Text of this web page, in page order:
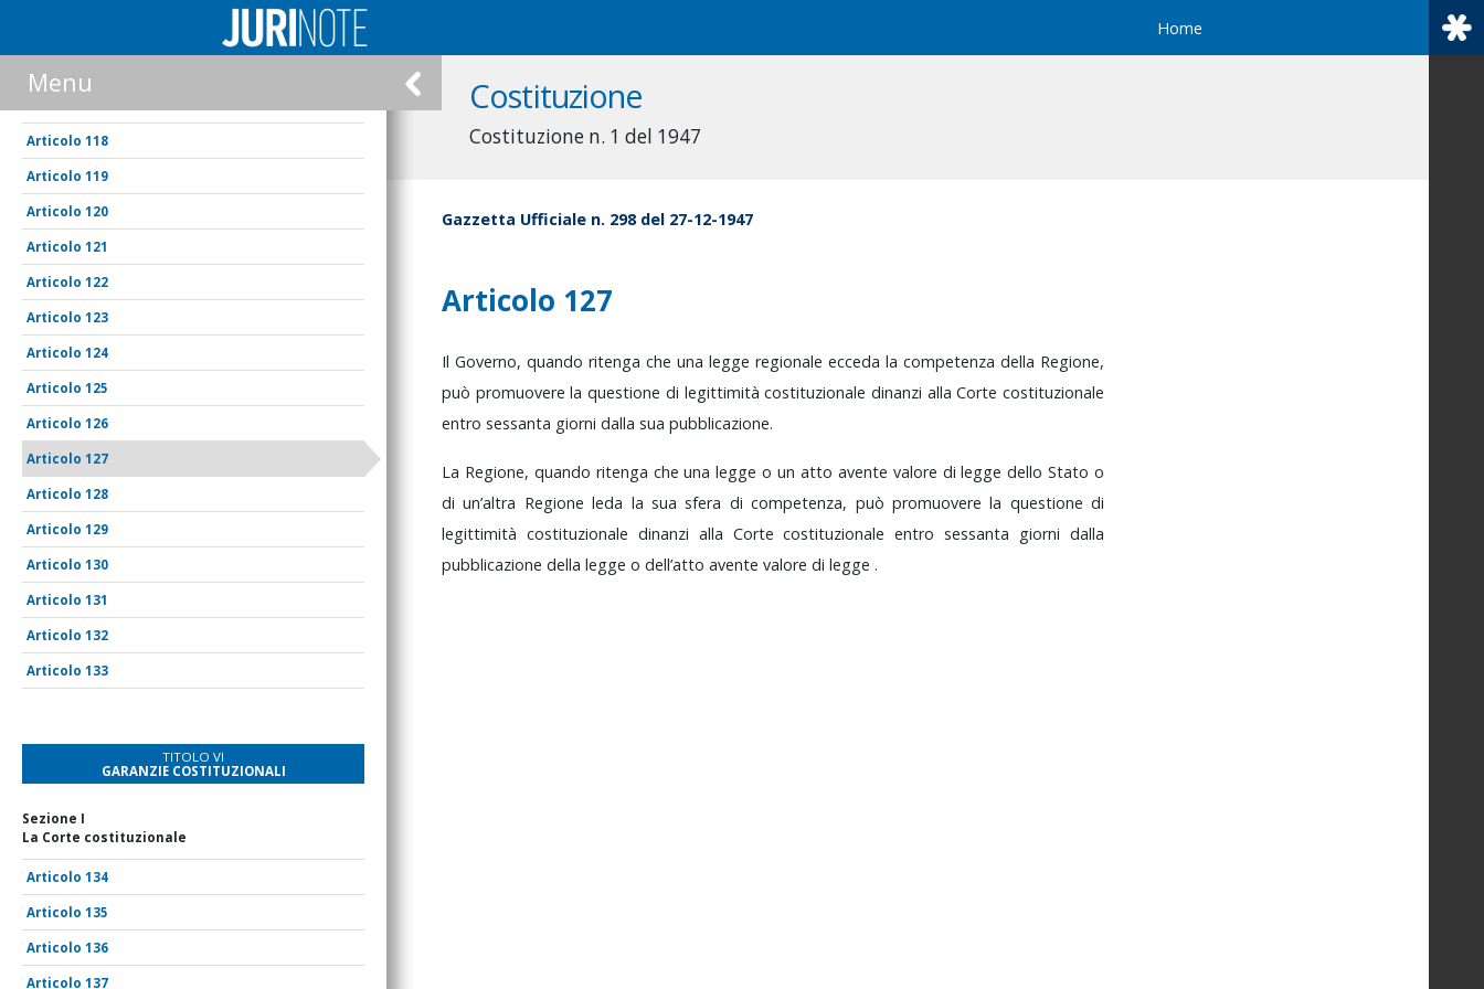
Home
Costituzione
Costituzione n. 1 del 1947
Menu
118
119
120
121
122
123
124
125
126
127
128
129
130
131
132
133
TITOLO VI
GARANZIE COSTITUZIONALI
Sezione I
La Corte costituzionale
134
135
136
137
Gazzetta Ufficiale n. 298 del 27-12-1947
Articolo 127
Il Governo, quando ritenga che una legge regionale ecceda la competenza della Regione,
può promuoverelaquestione di legittimitàcostituzionale dinanzi allaCortecostituzionale
entro sessanta giorni dalla sua pubblicazione.
La Regione, quando ritenga cheunaleggeo un atto avente valore dileggedelloStato o
diun’altra Regioneleda la suasfera dicompetenza, può promuoverela questionedi
legittimità costituzionale dinanzi alla Cortecostituzionaleentrosessanta giornidalla
pubblicazione della legge o dell’atto avente valore di legge .